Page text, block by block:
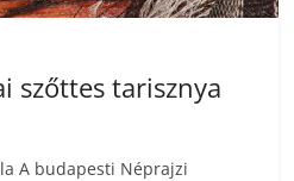
szőttes tarisznya
A budapesti Néprajzi